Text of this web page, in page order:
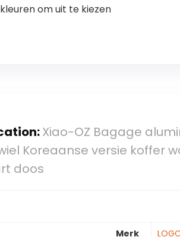
om uit te kiezen
Xiao-OZ Bagage
Koreaanse versie koffer
doos
Merk